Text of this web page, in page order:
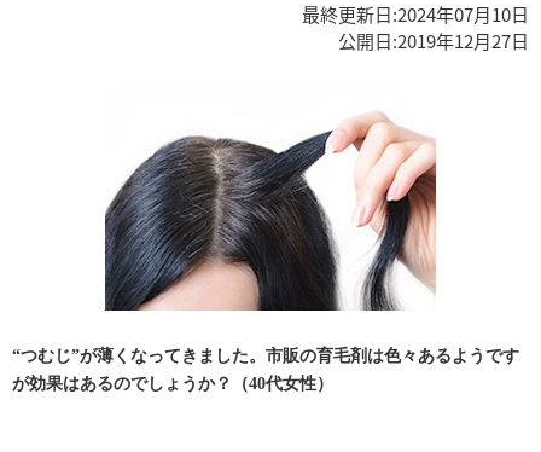
最終更新日:2024年07月10日
公開日:2019年12月27日
“つむじ”が薄くなってきました。市販の育毛剤は色々あるようです
が効果はあるのでしょうか？（40代女性）